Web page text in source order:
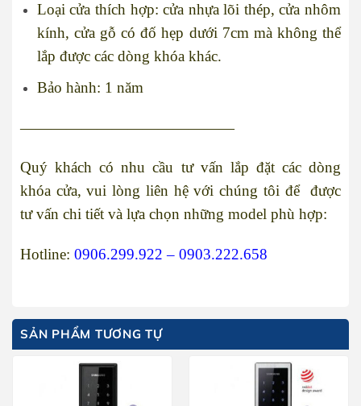
Loại cửa thích hợp: cửa nhựa lõi thép, cửa nhôm
kính, cửa gỗ có đố hẹp dưới 7cm mà không thể
lắp được các dòng khóa khác.
Bảo hành: 1 năm
——————————————
Quý khách có nhu cầu tư vấn lắp đặt các dòng
khóa cửa, vui lòng liên hệ với chúng tôi để được
tư vấn chi tiết và lựa chọn những model phù hợp:
Hotline: 0906.299.922 – 0903.222.658
SẢN PHẨM TƯƠNG TỰ